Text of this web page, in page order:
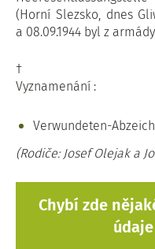
(Horní Slezsko, dnes
a 08.09.1944 byl z
†
Vyznamenání :
Verwundeten-
(Rodiče: Josef Olejak a
Chybí zde